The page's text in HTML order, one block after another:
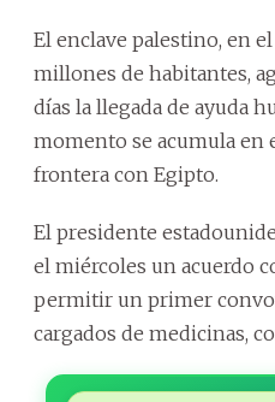
El enclave palestino, en
millones de habitantes,
días la llegada de ayuda
momento se acumula en
frontera con Egipto.
El presidente
el miércoles un acuerdo
permitir un primer
cargados de medicinas,